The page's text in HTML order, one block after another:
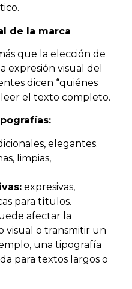
de la marca
que la elección de
expresión visual del
dicen “quiénes
leer el texto completo.
elegantes.
limpias,
expresivas,
para títulos.
afectar la
visual o transmitir un
una tipografía
para textos largos o